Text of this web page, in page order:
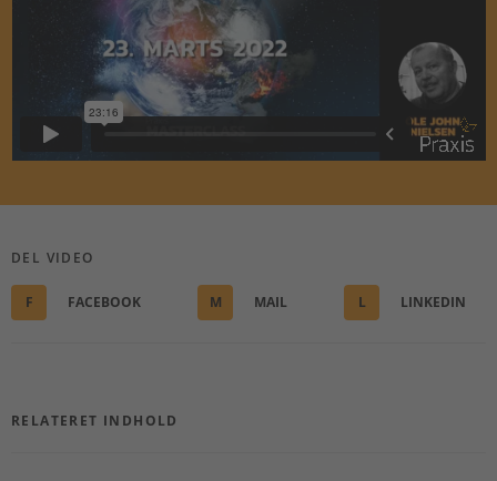
DEL VIDEO
F FACEBOOK M MAIL L LINKEDIN
RELATERET INDHOLD